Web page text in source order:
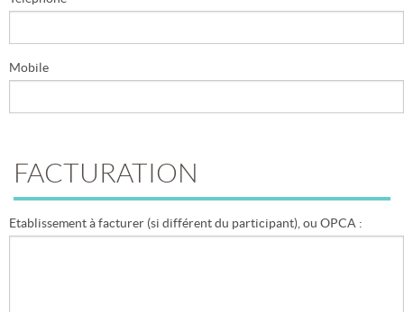
Mobile
FACTURATION
Etablissement à facturer (si différent du participant), ou OPCA :